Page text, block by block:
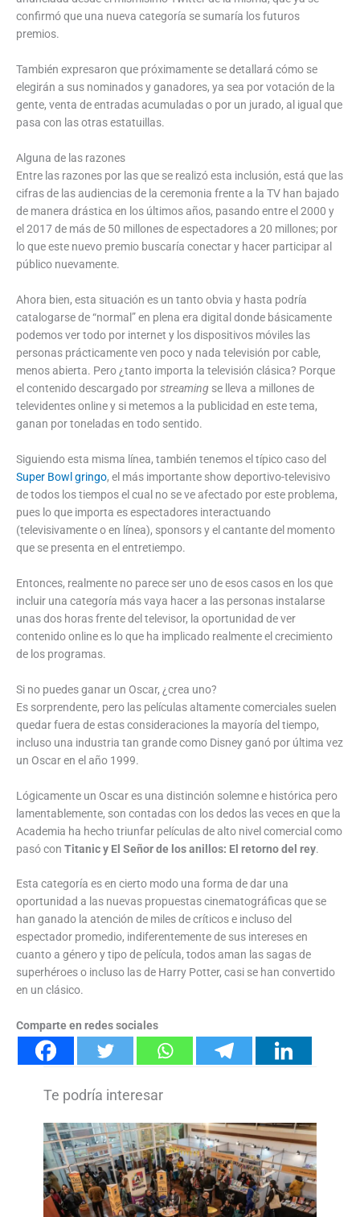
confirmó que una nueva categoría se sumaría los futuros
premios.
También expresaron que próximamente se detallará cómo se
elegirán a sus nominados y ganadores, ya sea por votación de la
gente, venta de entradas acumuladas o por un jurado, al igual que
pasa con las otras estatuillas.
Alguna de las razones
Entre las razones por las que se realizó esta inclusión, está que las
cifras de las audiencias de la ceremonia frente a la TV han bajado
de manera drástica en los últimos años, pasando entre el 2000 y
el 2017 de más de 50 millones de espectadores a 20 millones; por
lo que este nuevo premio buscaría conectar y hacer participar al
público nuevamente.
Ahora bien, esta situación es un tanto obvia y hasta podría
catalogarse de “normal” en plena era digital donde básicamente
podemos ver todo por internet y los dispositivos móviles las
personas prácticamente ven poco y nada televisión por cable,
menos abierta. Pero ¿tanto importa la televisión clásica? Porque
el contenido descargado porstreaming se lleva a millones de
televidentes online y si metemos a la publicidad en este tema,
ganan por toneladas en todo sentido.
Siguiendo esta misma línea, también tenemos el típico caso del
Super Bowl gringo, el más importante show deportivo-televisivo
de todos los tiempos el cual no se ve afectado por este problema,
pues lo que importa es espectadores interactuando
(televisivamente o en línea), sponsors y el cantante del momento
que se presenta en el entretiempo.
Entonces, realmente no parece ser uno de esos casos en los que
incluir una categoría más vaya hacer a las personas instalarse
unas dos horas frente del televisor, la oportunidad de ver
contenido online es lo que ha implicado realmente el crecimiento
de los programas.
Si no puedes ganar un Oscar, ¿crea uno?
Es sorprendente, pero las películas altamente comerciales suelen
quedar fuera de estas consideraciones la mayoría del tiempo,
incluso una industria tan grande como Disney ganó por última vez
un Oscar en el año 1999.
Lógicamente un Oscar es una distinción solemne e histórica pero
lamentablemente, son contadas con los dedos las veces en que la
Academia ha hecho triunfar películas de alto nivel comercial como
pasó con Titanic y El Señor de los anillos: El retorno del rey.
Esta categoría es en cierto modo una forma de dar una
oportunidad a las nuevas propuestas cinematográficas que se
han ganado la atención de miles de críticos e incluso del
espectador promedio, indiferentemente de sus intereses en
cuanto a género y tipo de película, todos aman las sagas de
superhéroes o incluso las de Harry Potter, casi se han convertido
en un clásico.
Comparte en redes sociales